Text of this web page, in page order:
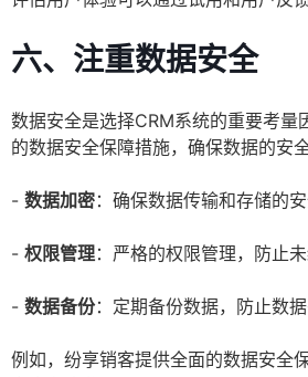
六、注重数据安全
数据安全是选择CRM系统的重要考量
的数据安全保障措施，确保数据的安
- 数据加密：确保数据传输和存储的安
- 权限管理：严格的权限管理，防止未
- 数据备份：定期备份数据，防止数据
例如，纷享销客提供全面的数据安全